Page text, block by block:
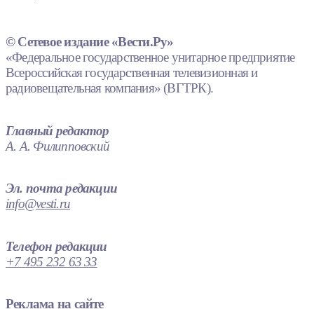
© Сетевое издание «Вести.Ру»
«Федеральное государственное унитарное предприятие
Всероссийская государственная телевизионная и
радиовещательная компания» (ВГТРК).
Главный редактор
А. А. Филипповский
Эл. почта редакции
info@vesti.ru
Телефон редакции
+7 495 232 63 33
Реклама на сайте